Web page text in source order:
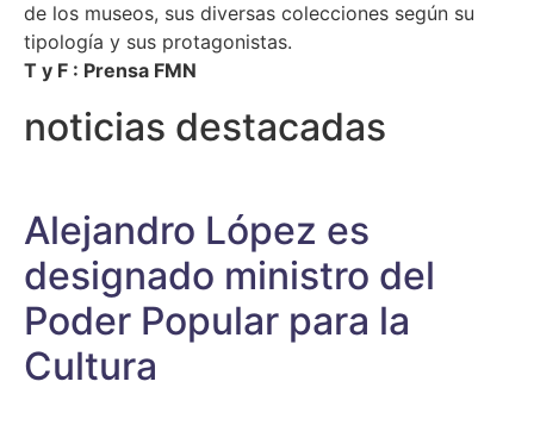
de los museos, sus diversas colecciones según su
tipología y sus protagonistas.
T y F : Prensa FMN
noticias destacadas
Alejandro López es
designado ministro del
Poder Popular para la
Cultura